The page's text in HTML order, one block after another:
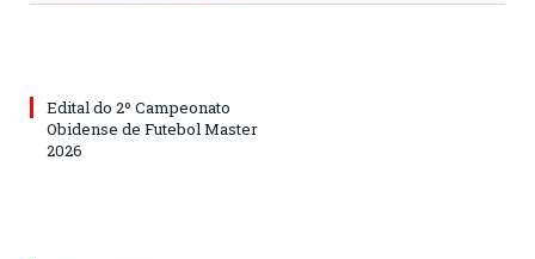
Edital do 2º Campeonato
Obidense de Futebol Master
2026